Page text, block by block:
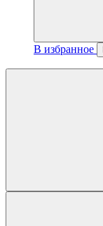
В избранное